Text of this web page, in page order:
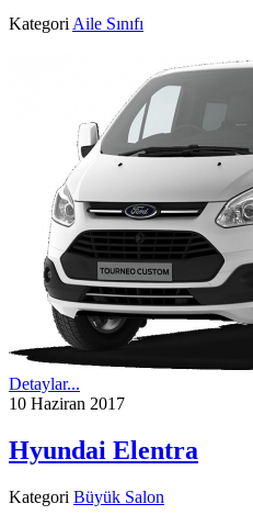
Kategori Aile Sınıfı
Detaylar...
10 Haziran 2017
Hyundai Elentra
Kategori Büyük Salon